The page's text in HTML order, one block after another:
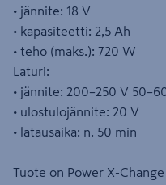
• jännite: 18 V
• kapasiteetti: 2,5 Ah
• teho (maks.): 720 W
Laturi:
• jännite: 200–250 V
• ulostulojännite: 20 V
• latausaika: n. 50 min
Tuote on Power X-